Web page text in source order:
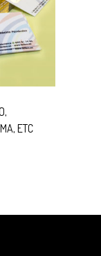
ETC